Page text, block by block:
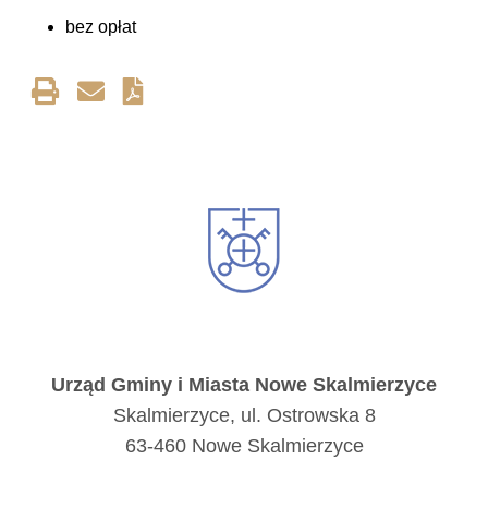
bez opłat
Urząd Gminy i Miasta Nowe Skalmierzyce
Skalmierzyce, ul. Ostrowska 8
63-460 Nowe Skalmierzyce